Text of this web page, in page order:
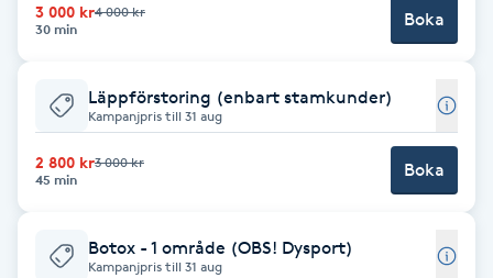
Coachning
Cryoterapi
3 000 kr4 000 kr
30 min
Boka
Läppförstoring (enbart stamkunder)
Kampanjpris till 31 aug
2 800 kr3 000 kr
45 min
Boka
Botox - 1 område (OBS! Dysport)
Kampanjpris till 31 aug